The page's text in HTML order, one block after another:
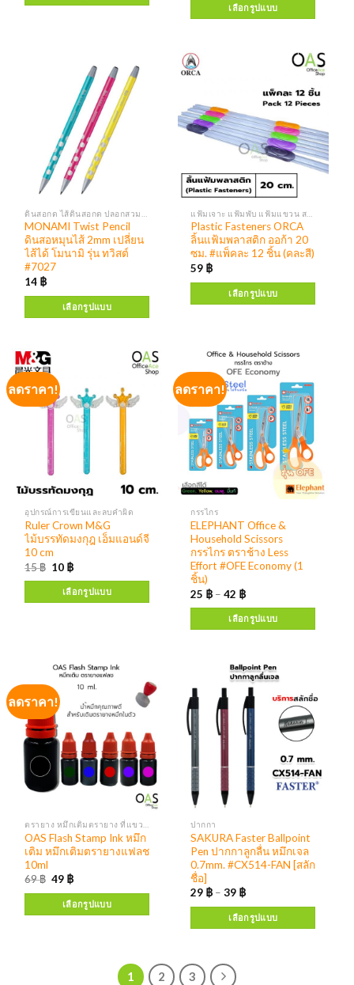
ลดราคา!
กรรไกร
ELEPHANT Office &
Household Scissors
กรรไกร ตราช้าง Less
Effort #OFE Economy (1
ชิ้น)
25 ฿ –42 ฿
เลือกรูปแบบ
เลือกรูปแบบ
MONAMI Twist Pencil
ดินสอหมุนไส้ 2mm เปลี่ยน
ไส้ได้ โมนามิ รุ่น ทวิสต์
#7027
14 ฿
เลือกรูปแบบ
ลดราคา!
OAS Flash Stamp Ink หมึก
เติม หมึกเติมตรายางแฟลช
10ml
69฿ 49 ฿
เลือกรูปแบบ
Plastic Fasteners ORCA
ลิ้นแฟ้มพลาสติก ออก้า 20
ซม. #แพ็คละ 12 ชิ้น (คละสี)
59 ฿
เลือกรูปแบบ
ลดราคา!
อุปกรณ์การเขียนและลบคำผิด
Ruler Crown M&G
ไม้บรรทัดมงกุฎ เอ็มแอนด์จี
10 cm
15฿ 10 ฿
เลือกรูปแบบ
ปากกา
SAKURA Faster Ballpoint
Pen ปากกาลูกลื่น หมึกเจล
0.7mm. #CX514-FAN [สลัก
ชื่อ]
29 ฿ –39 ฿
เลือกรูปแบบ
1 2 3